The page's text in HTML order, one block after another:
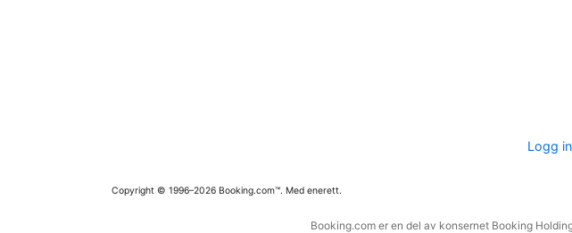
Logg
Copyright © 1996–2026 Booking.com™. Med enerett.
Booking.com er en del av konsernet Booking